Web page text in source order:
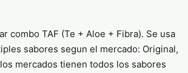
combo TAF (Te + Aloe + Fibra). Se usa
sabores segun el mercado: Original,
mercados tienen todos los sabores